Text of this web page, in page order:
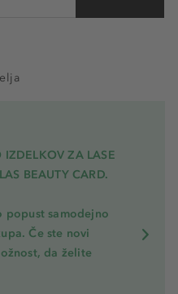
ZA LASE
BEAUTY CARD.
popust samodejno
Če ste novi
da želite